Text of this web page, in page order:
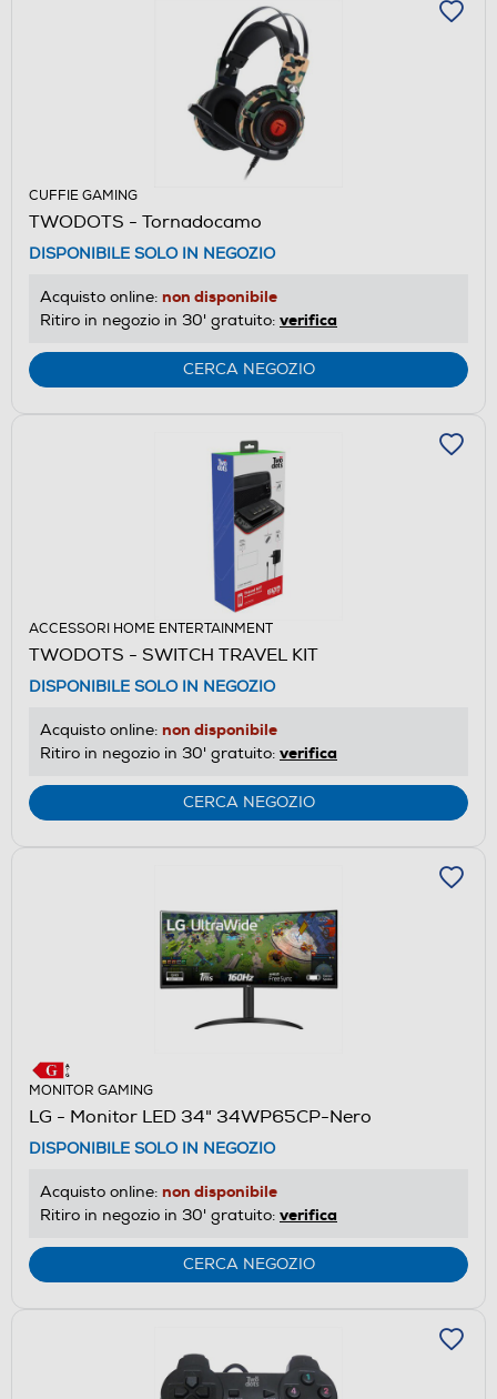
CUFFIE GAMING
TWODOTS - Tornadocamo
DISPONIBILE SOLO IN NEGOZIO
Acquisto online: non disponibile
Ritiro in negozio in 30' gratuito: verifica
CERCA NEGOZIO
ACCESSORI HOME ENTERTAINMENT
TWODOTS - SWITCH TRAVEL KIT
DISPONIBILE SOLO IN NEGOZIO
Acquisto online: non disponibile
Ritiro in negozio in 30' gratuito: verifica
CERCA NEGOZIO
MONITOR GAMING
LG - Monitor LED 34" 34WP65CP-Nero
DISPONIBILE SOLO IN NEGOZIO
Acquisto online: non disponibile
Ritiro in negozio in 30' gratuito: verifica
CERCA NEGOZIO